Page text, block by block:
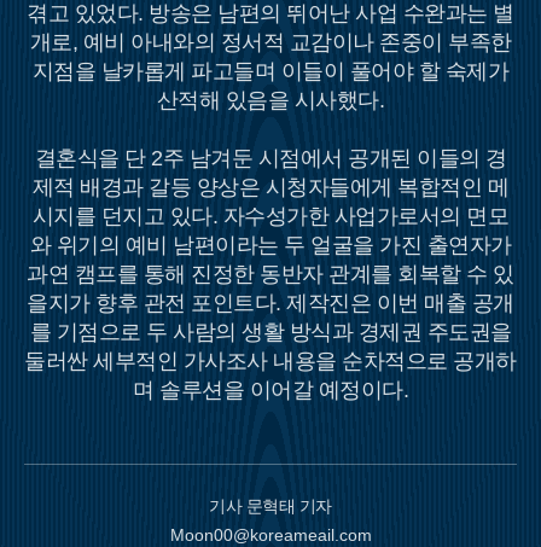
겪고 있었다. 방송은 남편의 뛰어난 사업 수완과는 별
개로, 예비 아내와의 정서적 교감이나 존중이 부족한
지점을 날카롭게 파고들며 이들이 풀어야 할 숙제가
산적해 있음을 시사했다.
결혼식을 단 2주 남겨둔 시점에서 공개된 이들의 경
제적 배경과 갈등 양상은 시청자들에게 복합적인 메
시지를 던지고 있다. 자수성가한 사업가로서의 면모
와 위기의 예비 남편이라는 두 얼굴을 가진 출연자가
과연 캠프를 통해 진정한 동반자 관계를 회복할 수 있
을지가 향후 관전 포인트다. 제작진은 이번 매출 공개
를 기점으로 두 사람의 생활 방식과 경제권 주도권을
둘러싼 세부적인 가사조사 내용을 순차적으로 공개하
며 솔루션을 이어갈 예정이다.
기사 문혁태 기자
Moon00@koreameail.com